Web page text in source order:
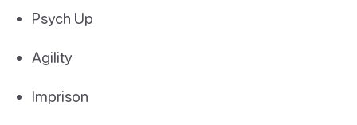
Psych Up
Agility
Imprison